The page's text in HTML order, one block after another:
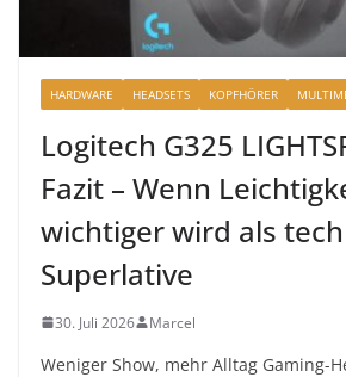
HARDWARE HEADSETS KOPFHÖRER
Logitech G325
Fazit – Wenn
wichtiger wird als
Superlative
30. Juli 2026 Marcel
Weniger Show, mehr Alltag Gaming-